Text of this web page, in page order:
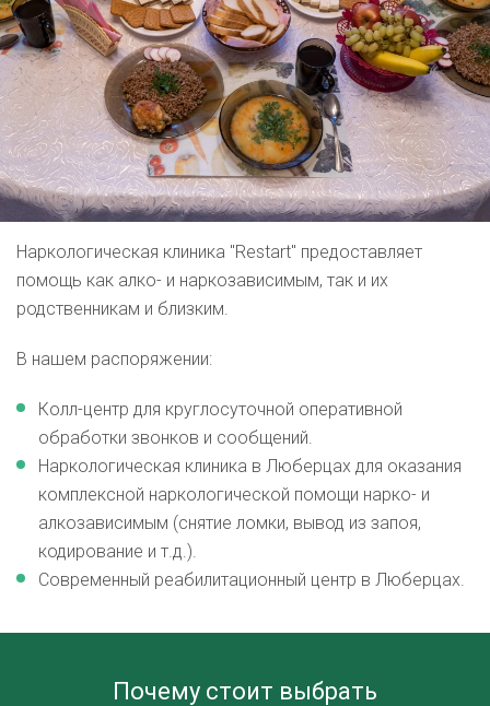
Наркологическая клиника "Restart" предоставляет
помощь как алко- и наркозависимым, так и их
родственникам и близким.
В нашем распоряжении:
Колл-центр для круглосуточной оперативной
обработки звонков и сообщений.
Наркологическая клиника в Люберцах для оказания
комплексной наркологической помощи нарко- и
алкозависимым (снятие ломки, вывод из запоя,
кодирование и т.д.).
Современный реабилитационный центр в Люберцах.
Почему стоит выбрать